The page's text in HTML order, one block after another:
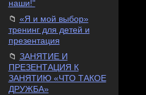
наши!"
«Я и мой выбор»
тренинг для детей и
презентация
ЗАНЯТИЕ И
ПРЕЗЕНТАЦИЯ К
ЗАНЯТИЮ «ЧТО ТАКОЕ
ДРУЖБА»